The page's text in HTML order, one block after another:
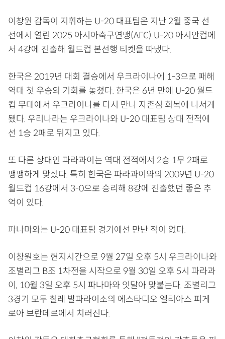
이창원 감독이 지휘하는 U-20 대표팀은 지난 2월 중국 선
전에서 열린 2025 아시아축구연맹(AFC) U-20 아시안컵에
서 4강에 진출해 월드컵 본선행 티켓을 따냈다.
한국은 2019년 대회 결승에서 우크라이나에 1-3으로 패해
역대 첫 우승의 기회를 놓쳤다. 한국은 6년 만에 U-20 월드
컵 무대에서 우크라이나를 다시 만나 자존심 회복에 나서게
됐다. 우리나라는 우크라이나와 U-20 대표팀 상대 전적에
선 1승 2패로 뒤지고 있다.
또 다른 상대인 파라과이는 역대 전적에서 2승 1무 2패로
팽팽하게 맞섰다. 특히 한국은 파라과이와의 2009년 U-20
월드컵 16강에서 3-0으로 승리해 8강에 진출했던 좋은 추
억이 있다.
파나마와는 U-20 대표팀 경기에선 만난 적이 없다.
이창원호는 현지시간으로 9월 27일 오후 5시 우크라이나와
조별리그 B조 1차전을 시작으로 9월 30일 오후 5시 파라과
이, 10월 3일 오후 5시 파나마와 잇달아 맞붙는다. 조별리그
3경기 모두 칠레 발파라이소의 에스타디오 엘리아스 피게
로아 브란데르에서 치러진다.